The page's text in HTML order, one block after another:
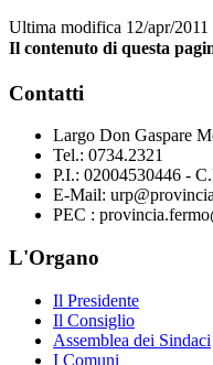
Ultima modifica 12/apr/2011
Il contenuto di questa
Contatti
Largo Don Gaspare
Tel.: 0734.2321
P.I.: 02004530446 -
E-Mail:
PEC :
L'Organo
Il Presidente
Il Consiglio
Assemblea dei Sindaci
I Comuni